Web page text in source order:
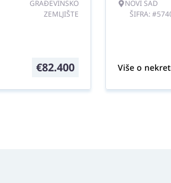
GRAĐEVINSKO
ZEMLJIŠTE
€82.400
NOVI SAD
ŠIFRA:
Više o